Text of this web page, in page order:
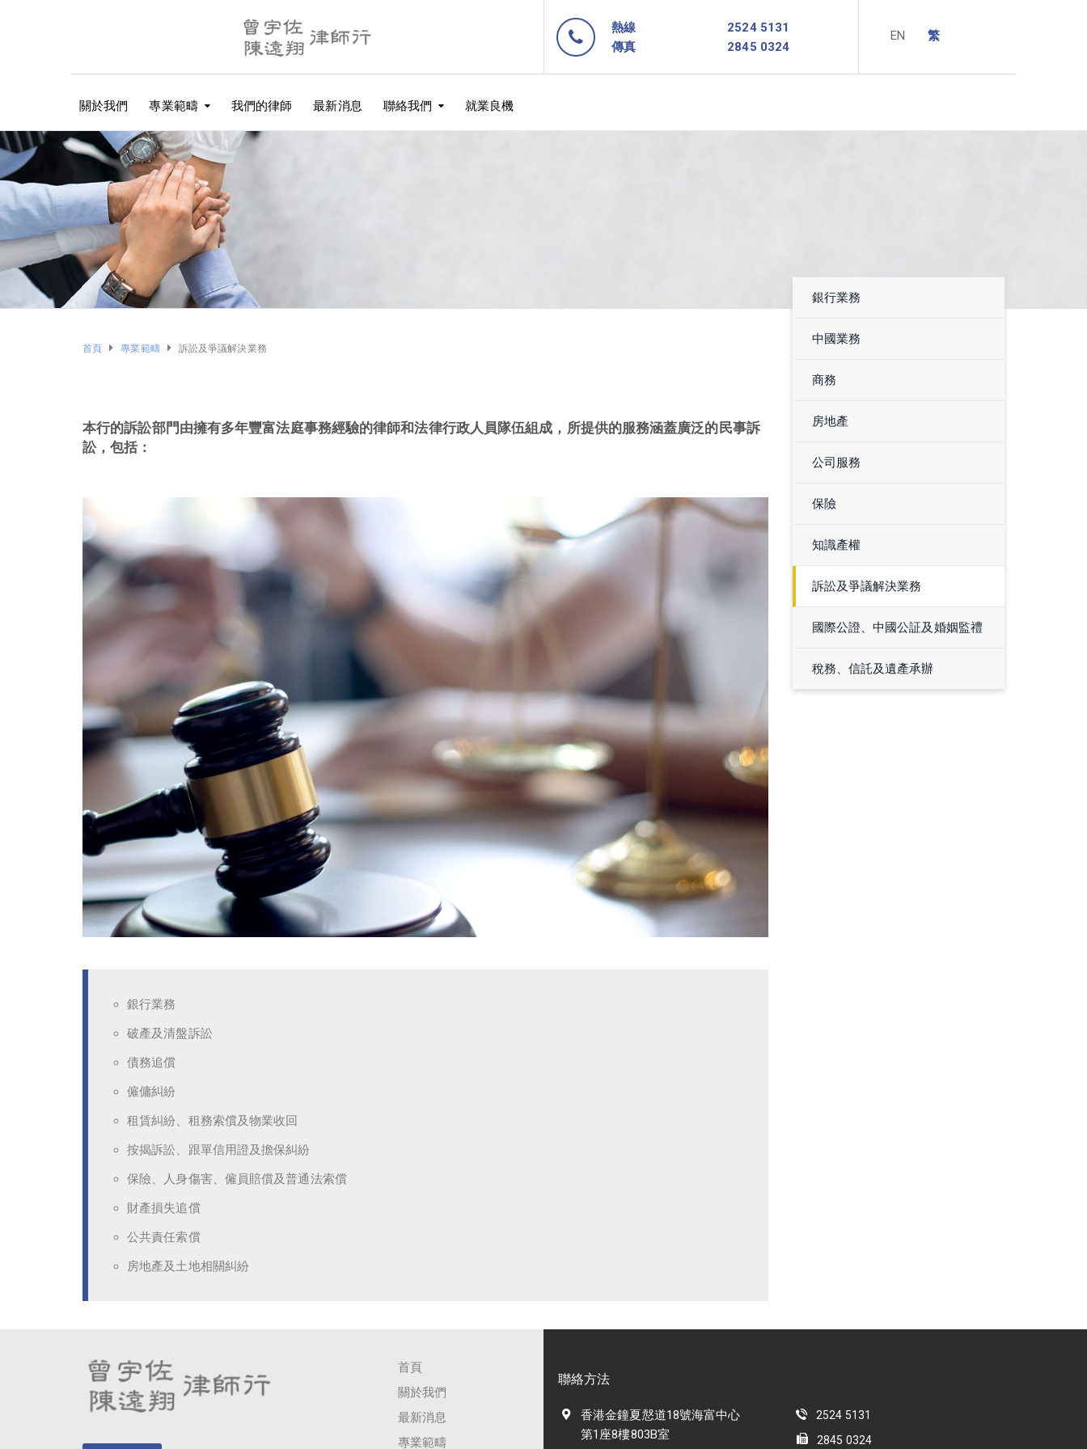
熱線
2524 5131
傳真
2845 0324
關於我們 專業範疇 我們的律師 最新消息 聯絡我們 就業良機
首頁 專業範疇 訴訟及爭議解決業務
本行的訴訟部門由擁有多年豐富法庭事務經驗的律師和法律行政人員隊伍組成，所提供的服務涵蓋廣泛的民事訴
訟，包括：
銀行業務
破產及清盤訴訟
債務追償
僱傭糾紛
租賃糾紛、租務索償及物業收回
按揭訴訟、跟單信用證及擔保糾紛
保險、人身傷害、僱員賠償及普通法索償
財產損失追償
公共責任索償
房地產及土地相關糾紛
銀行業務
中國業務
商務
房地產
公司服務
保險
知識產權
訴訟及爭議解決業務
國際公證、中國公証及婚姻監禮
稅務、信託及遺產承辦
首頁
關於我們
最新消息
專業範疇
聯絡方法
香港金鐘夏慤道18號海富中心
第1座8樓803B室
2524 5131
2845 0324